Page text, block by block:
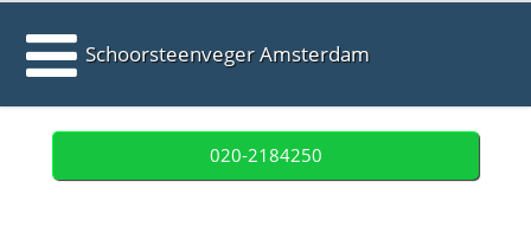
Schoorsteenveger Amsterdam
020-2184250